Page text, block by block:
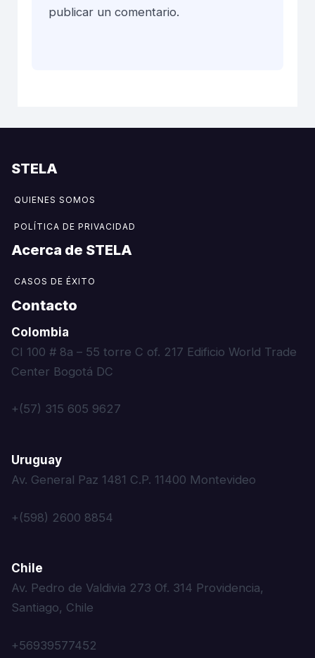
publicar un comentario.
STELA
QUIENES SOMOS
POLÍTICA DE PRIVACIDAD
Acerca de STELA​
CASOS DE ÉXITO
Contacto
Colombia
CI 100 # 8a – 55 torre C of. 217 Edificio World Trade
Center Bogotá DC
+(57) 315 605 9627
Uruguay
Av. General Paz 1481 C.P. 11400 Montevideo
+(598) 2600 8854
Chile
Av. Pedro de Valdivia 273 Of. 314 Providencia,
Santiago, Chile
+56939577452‬